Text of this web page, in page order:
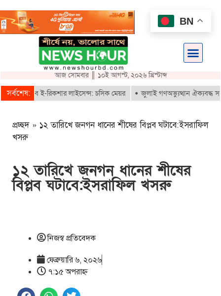
আজ সোমবার ║ ১০ই আগস্ট, ২০২৬ খ্রিস্টাব্দ
সর্বশেষ:
পাবে ই-রিকশার লাইসেন্স: চসিক মেয়র জুলাই গণঅভ্যুত্থান ঐক্যবদ্ধ
প্রচ্ছদ » ১২ তারিখে জনগন ধানের শীষের বিপ্লব ঘটাবে:ইসরাফিল
খসরু
১২ তারিখে জনগন ধানের শীষের
বিপ্লব ঘটাবে:ইসরাফিল খসরু
নিজস্ব প্রতিবেদক
ফেব্রুয়ারি ৬, ২০২৬
৭:১৫ অপরাহ্ণ
BN